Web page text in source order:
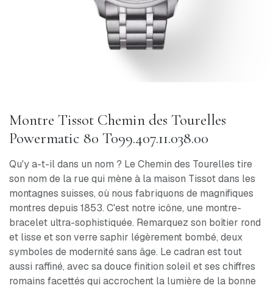
Montre Tissot Chemin des Tourelles
Powermatic 80 T099.407.11.038.00
Qu'y a-t-il dans un nom ? Le Chemin des Tourelles tire
son nom de la rue qui mène à la maison Tissot dans les
montagnes suisses, où nous fabriquons de magnifiques
montres depuis 1853. C'est notre icône, une montre-
bracelet ultra-sophistiquée. Remarquez son boîtier rond
et lisse et son verre saphir légèrement bombé, deux
symboles de modernité sans âge. Le cadran est tout
aussi raffiné, avec sa douce finition soleil et ses chiffres
romains facettés qui accrochent la lumière de la bonne